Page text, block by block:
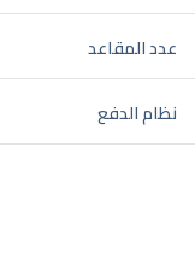
عدد المقاعد
نظام الدفع